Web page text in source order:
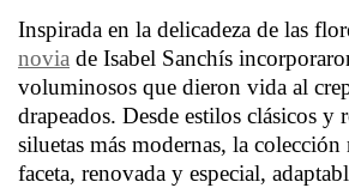
Inspirada en la delicadeza de las
novia de Isabel Sanchís
voluminosos que dieron vida al
drapeados. Desde estilos clásicos y
siluetas más modernas, la
faceta, renovada y especial,